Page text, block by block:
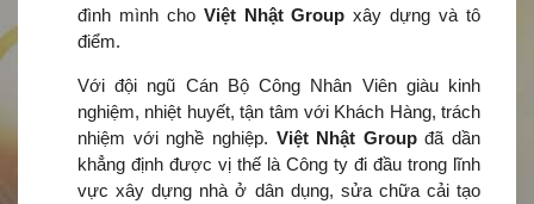
đình mình cho Việt Nhật Group xây dựng và tô
điểm.
Với đội ngũ Cán Bộ Công Nhân Viên giàu kinh
nghiệm, nhiệt huyết, tận tâm với Khách Hàng, trách
nhiệm với nghề nghiệp. Việt Nhật Groupđã dần
khẳng định được vị thế là Công ty đi đầu trong lĩnh
vực xây dựng nhà ở dân dụng, sửa chữa cải tạo